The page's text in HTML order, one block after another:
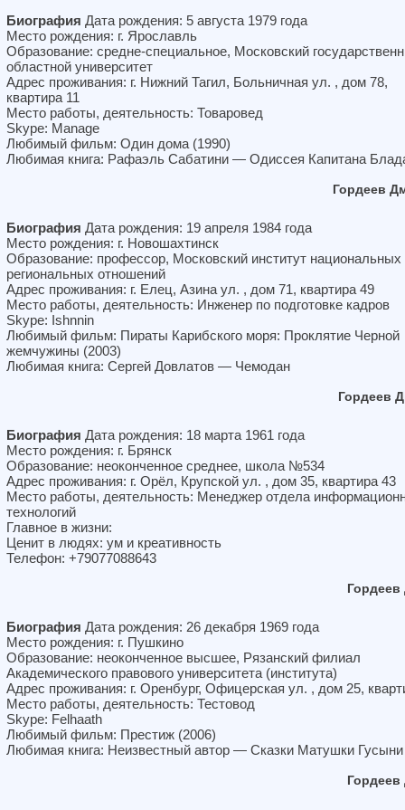
Биография Дата рождения: 5 августа 1979 года
Место рождения: г. Ярославль
Образование: средне-специальное, Московский
областной университет
Адрес проживания: г. Нижний Тагил, Больничная ул. , дом 78,
квартира 11
Место работы, деятельность: Товаровед
Skype: Manage
Любимый фильм: Один дома (1990)
Любимая книга: Рафаэль Сабатини — Одиссея Капитана
Гордеев
Биография Дата рождения: 19 апреля 1984 года
Место рождения: г. Новошахтинск
Образование: профессор, Московский институт национальных
региональных отношений
Адрес проживания: г. Елец, Азина ул. , дом 71, квартира 49
Место работы, деятельность: Инженер по подготовке кадров
Skype: Ishnnin
Любимый фильм: Пираты Карибского моря: Проклятие Черной
жемчужины (2003)
Любимая книга: Сергей Довлатов — Чемодан
Гордеев
Биография Дата рождения: 18 марта 1961 года
Место рождения: г. Брянск
Образование: неоконченное среднее, школа №534
Адрес проживания: г. Орёл, Крупской ул. , дом 35, квартира 43
Место работы, деятельность: Менеджер отдела
технологий
Главное в жизни:
Ценит в людях: ум и креативность
Телефон: +79077088643
Гордеев
Биография Дата рождения: 26 декабря 1969 года
Место рождения: г. Пушкино
Образование: неоконченное высшее, Рязанский филиал
Академического правового университета (института)
Адрес проживания: г. Оренбург, Офицерская ул. , дом 25,
Место работы, деятельность: Тестовод
Skype: Felhaath
Любимый фильм: Престиж (2006)
Любимая книга: Неизвестный автор — Сказки Матушки Гусыни
Гордеев